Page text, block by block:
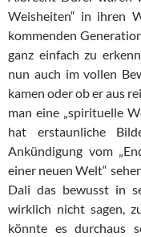
Weisheiten“ in ihren
kommenden
ganz einfach zu
nun auch im vollen
kamen oder ob er aus
man eine „spirituelle
hat erstaunliche
Ankündigung vom
einer neuen Welt“
Dali das bewusst in
wirklich nicht sagen,
könnte es durchaus